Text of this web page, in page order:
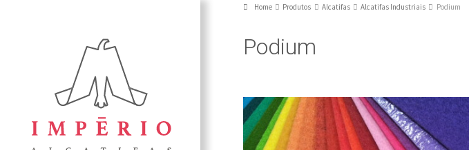
Home Produtos Alcatifas Alcatifas Industriais Podium
Podium